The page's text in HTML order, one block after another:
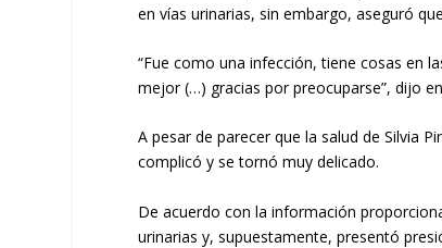
en vías urinarias, sin embargo, aseguró
“Fue como una infección, tiene cosas en
mejor (…) gracias por preocuparse”, dijo
A pesar de parecer que la salud de Silvia
complicó y se tornó muy delicado.
De acuerdo con la información
urinarias y, supuestamente, presentó